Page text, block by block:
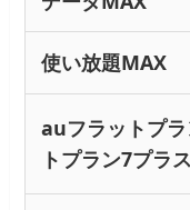
使い放題MAX
auフラットプ
トプラン7プラ